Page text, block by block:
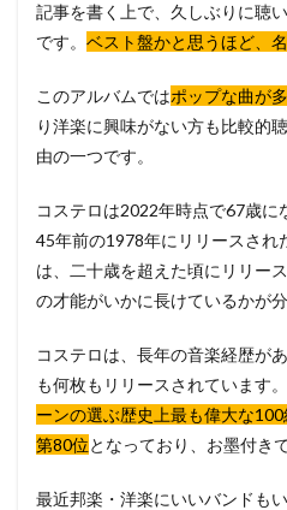
記事を書く上で、久しぶりに聴
です。 ベスト盤かと思うほど、
このアルバムではポップな曲が
り洋楽に興味がない方も比較的
由の一つです。
コステロは2022年時点で67歳に
45年前の1978年にリリースされ
は、二十歳を超えた頃にリリー
の才能がいかに長けているかが分
コステロは、長年の音楽経歴が
も何枚もリリースされています。
ーンの選ぶ歴史上最も偉大な
第80位となっており、お墨付きで
最近邦楽・洋楽にいいバンドも